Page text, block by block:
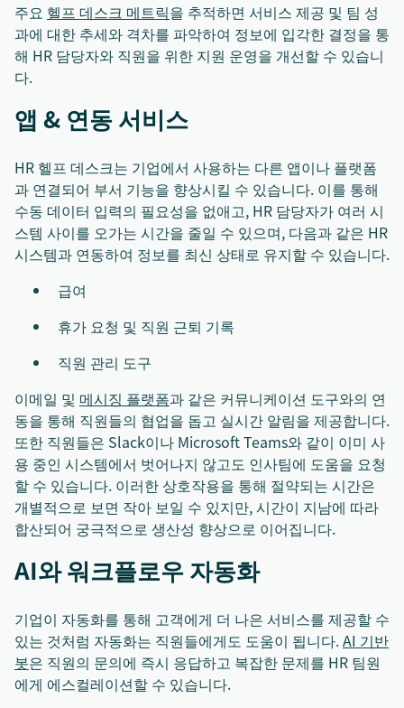
주요 헬프 데스크 메트릭을 추적하면 서비스 제공 및 팀 성
과에 대한 추세와 격차를 파악하여 정보에 입각한 결정을 통
해 HR 담당자와 직원을 위한 지원 운영을 개선할 수 있습니
다.
앱 & 연동 서비스
HR 헬프 데스크는 기업에서 사용하는 다른 앱이나 플랫폼
과 연결되어 부서 기능을 향상시킬 수 있습니다. 이를 통해
수동 데이터 입력의 필요성을 없애고, HR 담당자가 여러 시
스템 사이를 오가는 시간을 줄일 수 있으며, 다음과 같은 HR
시스템과 연동하여 정보를 최신 상태로 유지할 수 있습니다.
급여
휴가 요청 및 직원 근퇴 기록
직원 관리 도구
이메일 및 메시징 플랫폼과 같은 커뮤니케이션 도구와의 연
동을 통해 직원들의 협업을 돕고 실시간 알림을 제공합니다.
또한 직원들은 Slack이나 Microsoft Teams와 같이 이미 사
용 중인 시스템에서 벗어나지 않고도 인사팀에 도움을 요청
할 수 있습니다. 이러한 상호작용을 통해 절약되는 시간은
개별적으로 보면 작아 보일 수 있지만, 시간이 지남에 따라
합산되어 궁극적으로 생산성 향상으로 이어집니다.
AI와 워크플로우 자동화
기업이 자동화를 통해 고객에게 더 나은 서비스를 제공할 수
있는 것처럼 자동화는 직원들에게도 도움이 됩니다.AI 기반
봇은 직원의 문의에 즉시 응답하고 복잡한 문제를 HR 팀원
에게 에스컬레이션할 수 있습니다.